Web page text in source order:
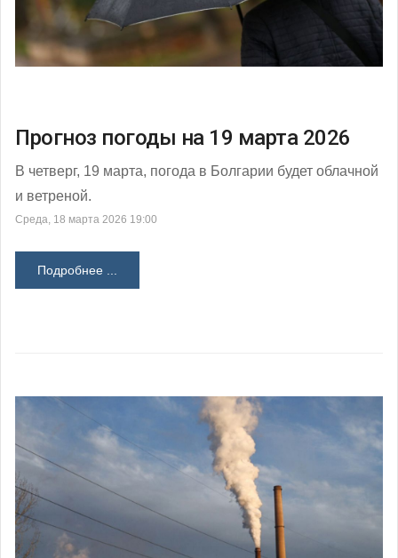
Прогноз погоды на 19 марта 2026
В четверг, 19 марта, погода в Болгарии будет облачной
и ветреной.
Среда, 18 марта 2026 19:00
Подробнее ...